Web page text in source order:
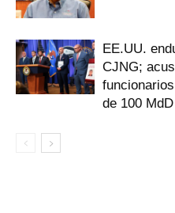
EE.UU.
CJNG;
de 100